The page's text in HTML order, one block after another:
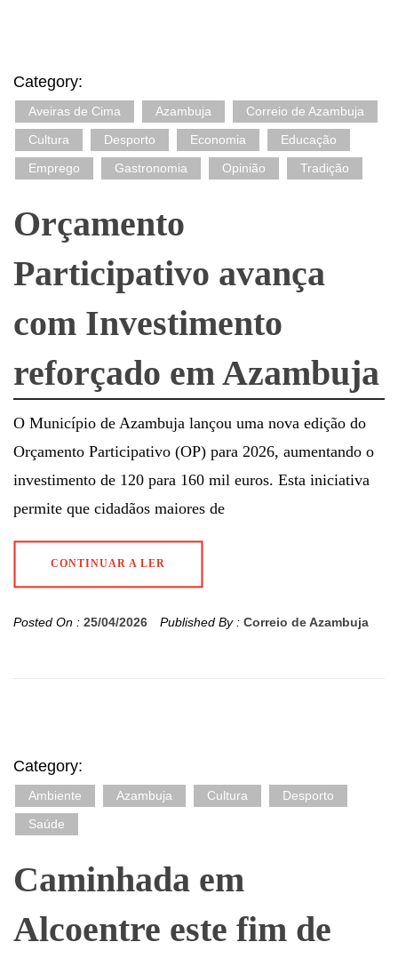
Category:
Aveiras de Cima Azambuja
Correio de Azambuja
Cultura
Desporto Economia
Educação
Emprego
Gastronomia Opinião Tradição
Orçamento
Participativo avança
com Investimento
reforçado em Azambuja
O Município de Azambuja lançou uma nova edição do
Orçamento Participativo (OP) para 2026, aumentando o
investimento de 120 para 160 mil euros. Esta iniciativa
permite que cidadãos maiores de
CONTINUAR A LER
Posted On : 25/04/2026 Published By : Correio de Azambuja
Category:
Ambiente Azambuja Cultura
Desporto
Saúde
Caminhada em
Alcoentre este fim de